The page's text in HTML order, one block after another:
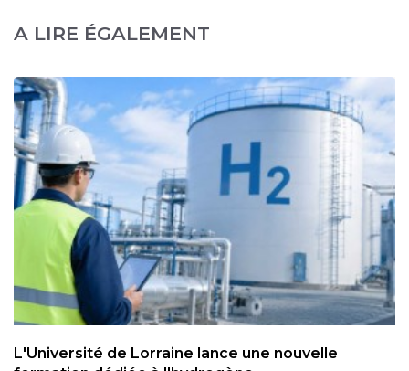
A LIRE ÉGALEMENT
L'Université de Lorraine lance une nouvelle